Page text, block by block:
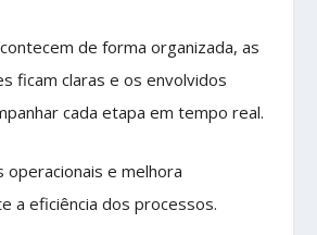
de forma organizada, as
ficam claras e os envolvidos
cada etapa em tempo real.
operacionais e melhora
a eficiência dos processos.